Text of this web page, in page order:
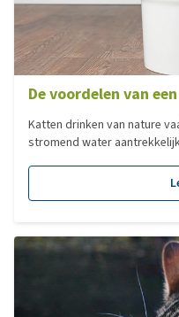
De voordelen van
Katten drinken van nature
stromend water
ondersteunt niet alleen de
voor vers en schoon